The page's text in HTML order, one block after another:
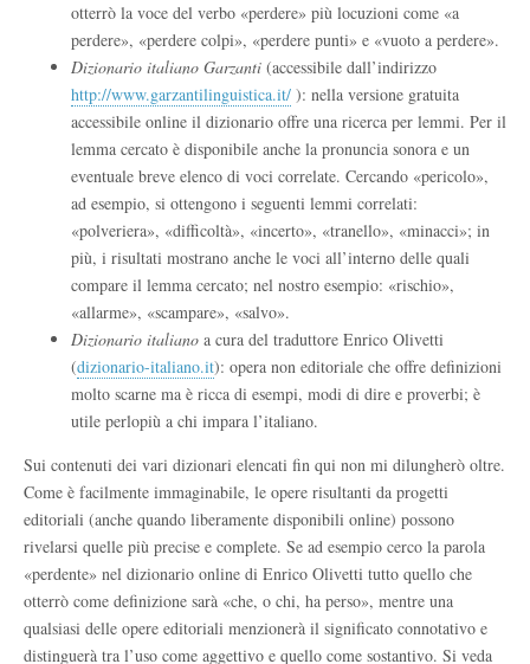
otterrò la voce del verbo «perdere» più locuzioni come «a
perdere», «perdere colpi», «perdere punti» e «vuoto a perdere».
Dizionario italiano Garzanti (accessibile dall’indirizzo
http://www.garzantilinguistica.it/ ): nella versione gratuita
accessibile online il dizionario offre una ricerca per lemmi. Per il
lemma cercato è disponibile anche la pronuncia sonora e un
eventuale breve elenco di voci correlate. Cercando «pericolo»,
ad esempio, si ottengono i seguenti lemmi correlati:
«polveriera», «difficoltà», «incerto», «tranello», «minacci»; in
più, i risultati mostrano anche le voci all’interno delle quali
compare il lemma cercato; nel nostro esempio: «rischio»,
«allarme», «scampare», «salvo».
Dizionario italiano a cura del traduttore Enrico Olivetti
(dizionario-italiano.it): opera non editoriale che offre definizioni
molto scarne ma è ricca di esempi, modi di dire e proverbi; è
utile perlopiù a chi impara l’italiano.
Sui contenuti dei vari dizionari elencati fin qui non mi dilungherò oltre.
Come è facilmente immaginabile, le opere risultanti da progetti
editoriali (anche quando liberamente disponibili online) possono
rivelarsi quelle più precise e complete. Se ad esempio cerco la parola
«perdente» nel dizionario online di Enrico Olivetti tutto quello che
otterrò come definizione sarà «che, o chi, ha perso», mentre una
qualsiasi delle opere editoriali menzionerà il significato connotativo e
distinguerà tra l’uso come aggettivo e quello come sostantivo. Si veda